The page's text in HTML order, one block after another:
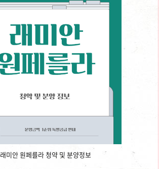
래미안 원페를라 청약 및 분양정보